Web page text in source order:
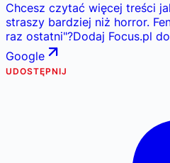
Chcesz czytać więcej treści
straszy bardziej niż horror.
raz ostatni"?Dodaj Focus.pl
Google
UDOSTĘPNIJ